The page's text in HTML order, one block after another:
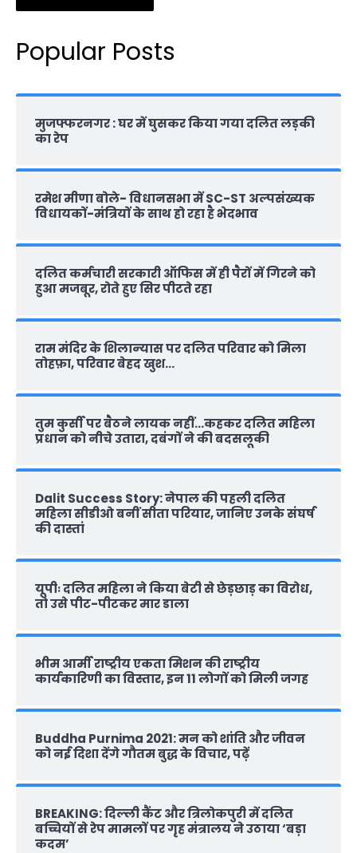
Popular Posts
मुजफ्फरनगर : घर में घुसकर किया गया दलित लड़की
का रेप
रमेश मीणा बोले- विधानसभा में SC-ST अल्पसंख्यक
विधायकों-मंत्रियों के साथ हो रहा है भेदभाव
दलित कर्मचारी सरकारी ऑफ‍िस में ही पैरों में गिरने को
हुआ मजबूर, रोते हुए सिर पीटते रहा
राम मंदिर के शिलान्‍यास पर दलित परिवार को मिला
तोहफ़ा, परिवार बेहद खुश…
तुम कुर्सी पर बैठने लायक नहीं…कहकर दलित महिला
प्रधान को नीचे उतारा, दबंगों ने की बदसलूकी
Dalit Success Story: नेपाल की पहली दलित
महिला सीडीओ बनीं सीता परियार, जानिए उनके संघर्ष
की दास्‍तां
यूपीः दलित महिला ने किया बेटी से छेड़छाड़ का विरोध,
तो उसे पीट-पीटकर मार डाला
भीम आर्मी राष्‍ट्रीय एकता मिशन की राष्‍ट्रीय
कार्यकारिणी का विस्तार, इन 11 लोगों को मिली जगह
Buddha Purnima 2021: मन को शांति और जीवन
को नई दिशा देंगे गौतम बुद्ध के विचार, पढ़ें
BREAKING: दिल्‍ली कैंट और त्रिलोकपुरी में दलित
बच्चियों से रेप मामलों पर गृह मंत्रालय ने उठाया ‘बड़ा
कदम’